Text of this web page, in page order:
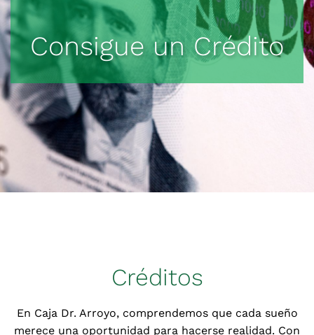
Consigue un Crédito
Créditos
En Caja Dr. Arroyo, comprendemos que cada sueño
merece una oportunidad para hacerse realidad. Con